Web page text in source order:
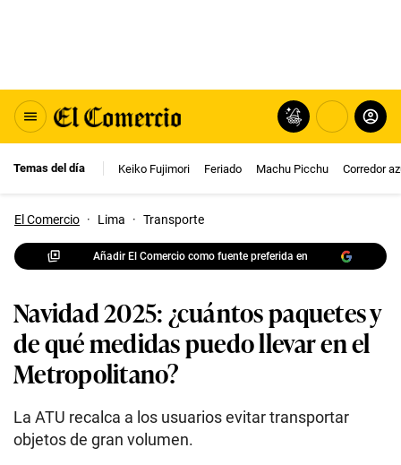
Temas del día Keiko Fujimori Feriado Machu Picchu Corredor
El Comercio · Lima · Transporte
Añadir El Comercio como fuente preferida en
Navidad 2025: ¿cuántos paquetes y
de qué medidas puedo llevar en el
Metropolitano?
La ATU recalca a los usuarios evitar transportar
objetos de gran volumen.